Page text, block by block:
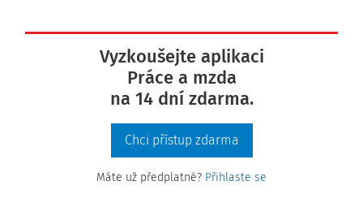
Vyzkoušejte aplikaci
Práce a mzda
na 14 dní zdarma.
Chci přístup zdarma
Máte už předplatné? Přihlaste se